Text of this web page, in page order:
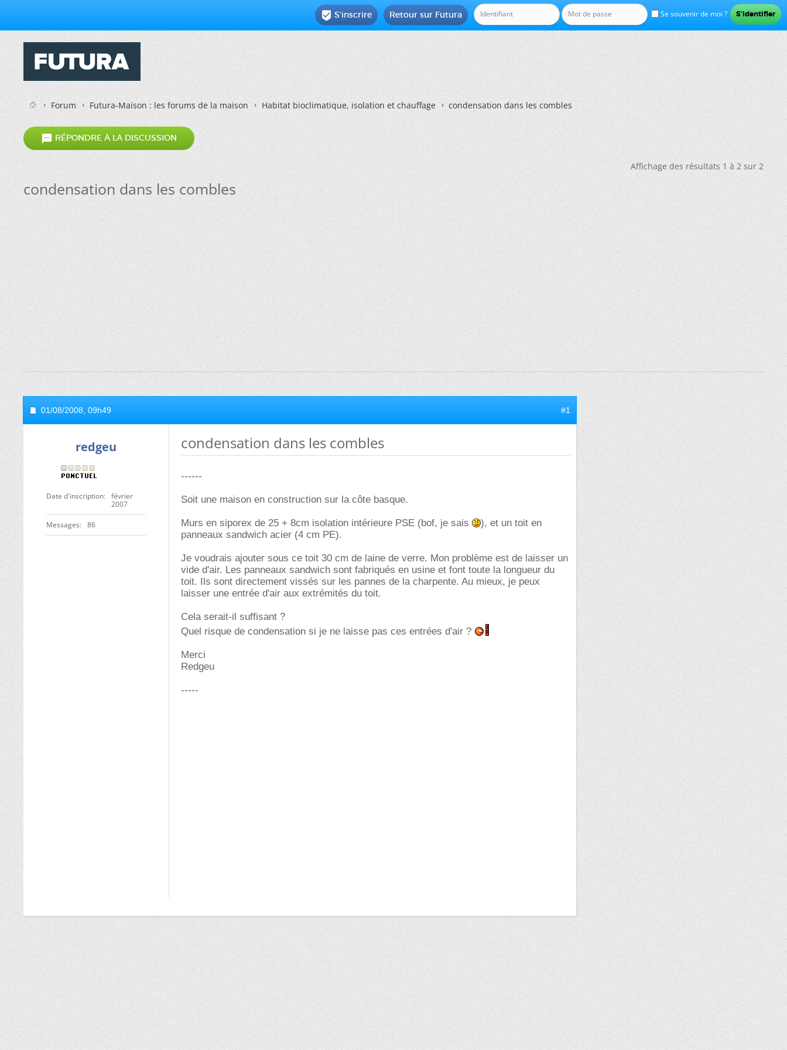
Se souvenir de moi ?
Retour sur Futura
 S'inscrire
Forum Futura-Maison : les forums de la maison Habitat bioclimatique, isolation et chauffage condensation dans les combles
 RÉPONDRE À LA DISCUSSION
Affichage des résultats 1 à 2 sur 2
condensation dans les combles
01/08/2008, 09h49 #1
redgeu
Date d'inscription
février
2007
Messages 86
condensation dans les combles
------
Soit une maison en construction sur la côte basque.
Murs en siporex de 25 + 8cm isolation intérieure PSE (bof, je sais
), et un toit en
panneaux sandwich acier (4 cm PE).
Je voudrais ajouter sous ce toit 30 cm de laine de verre. Mon problème est de laisser un
vide d'air. Les panneaux sandwich sont fabriqués en usine et font toute la longueur du
toit. Ils sont directement vissés sur les pannes de la charpente. Au mieux, je peux
laisser une entrée d'air aux extrémités du toit.
Cela serait-il suffisant ?
Quel risque de condensation si je ne laisse pas ces entrées d'air ?
Merci
Redgeu
-----